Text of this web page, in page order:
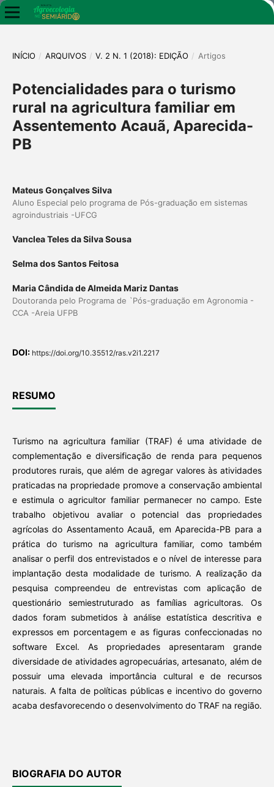
INÍCIO / ARQUIVOS / V. 2 N. 1 (2018): EDIÇÃO / Artigos
Potencialidades para o turismo
rural na agricultura familiar em
Assentemento Acauã, Aparecida-
PB
Mateus Gonçalves Silva
Aluno Especial pelo programa de Pós-graduação em sistemas
agroindustriais -UFCG
Vanclea Teles da Silva Sousa
Selma dos Santos Feitosa
Maria Cândida de Almeida Mariz Dantas
Doutoranda pelo Programa de `Pós-graduação em Agronomia -
CCA -Areia UFPB
DOI: https://doi.org/10.35512/ras.v2i1.2217
RESUMO
Turismo na agricultura familiar (TRAF) é uma atividade de
complementação e diversificação de renda para pequenos
produtores rurais, que além de agregar valores às atividades
praticadas na propriedade promove a conservação ambiental
e estimula o agricultor familiar permanecer no campo. Este
trabalho objetivou avaliar o potencial das propriedades
agrícolas do Assentamento Acauã, em Aparecida-PB para a
prática do turismo na agricultura familiar, como também
analisar o perfil dos entrevistados e o nível de interesse para
implantação desta modalidade de turismo. A realização da
pesquisa compreendeu de entrevistas com aplicação de
questionário semiestruturado as famílias agricultoras. Os
dados foram submetidos à análise estatística descritiva e
expressos em porcentagem e as figuras confeccionadas no
software Excel. As propriedades apresentaram grande
diversidade de atividades agropecuárias, artesanato, além de
possuir uma elevada importância cultural e de recursos
naturais. A falta de políticas públicas e incentivo do governo
acaba desfavorecendo o desenvolvimento do TRAF na região.
BIOGRAFIA DO AUTOR